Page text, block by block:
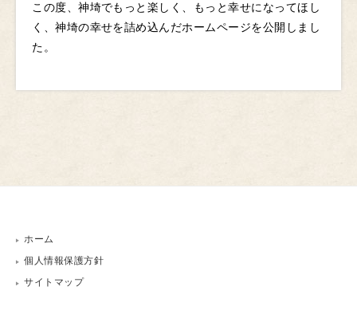
この度、神埼でもっと楽しく、もっと幸せになってほし
く、神埼の幸せを詰め込んだホームページを公開しまし
た。
ホーム
個人情報保護方針
サイトマップ